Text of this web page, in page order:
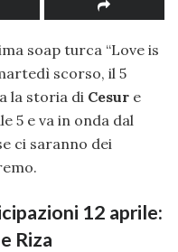
soap turca “Love is
scorso, il 5
la storia di Cesur e
5 e va in onda dal
ci saranno dei
12 aprile:
Riza